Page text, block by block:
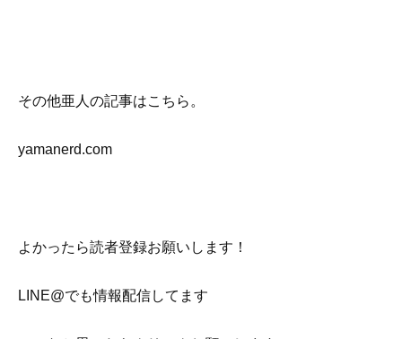
その他亜人の記事はこちら。
yamanerd.com
よかったら読者登録お願いします！
LINE@でも情報配信してます